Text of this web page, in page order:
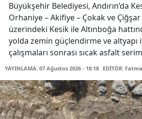
Büyükşehir Belediyesi, Andırın’da
Orhaniye – Akifiye – Çokak ve
üzerindeki Kesik ile Altınboğa
yolda zemin güçlendirme ve altyapı
çalışmaları sonrası sıcak asfalt
YAYINLAMA: 07 Ağustos 2026 - 18:18 EDİTÖR: